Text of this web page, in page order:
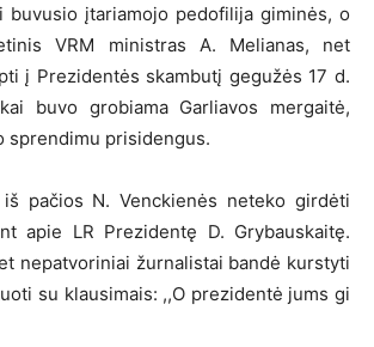
buvusio įtariamojo pedofilija giminės, o
VRM ministras A. Melianas, net
į Prezidentės skambutį gegužės 17 d.
buvo grobiama Garliavos mergaitė,
sprendimu prisidengus.
pačios N. Venckienės neteko girdėti
apie LR Prezidentę D. Grybauskaitę.
nepatvoriniai žurnalistai bandė kurstyti
su klausimais: ,,O prezidentė jums gi